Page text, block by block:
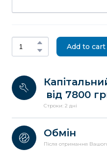
Add to cart
від 7800
Строки: 2 дні
Обмін
Після отримання